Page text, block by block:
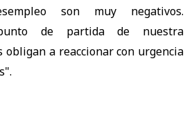
son muy negativos.
de partida de nuestra
obligan a reaccionar con urgencia